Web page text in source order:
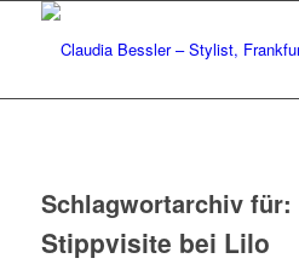
Schlagwortarchiv für:
Stippvisite bei Lilo